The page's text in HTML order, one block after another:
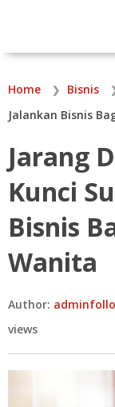
Home Bisnis
Jalankan Bisnis
Jarang
Kunci
Bisnis
Wanita
Author:
views